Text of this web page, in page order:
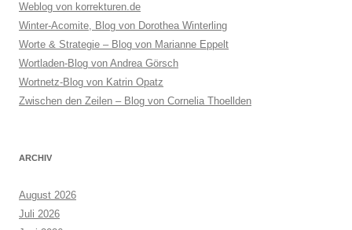
Weblog von korrekturen.de
Winter-Acomite, Blog von Dorothea Winterling
Worte & Strategie – Blog von Marianne Eppelt
Wortladen-Blog von Andrea Görsch
Wortnetz-Blog von Katrin Opatz
Zwischen den Zeilen – Blog von Cornelia Thoellden
ARCHIV
August 2026
Juli 2026